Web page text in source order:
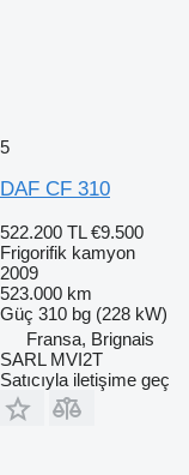
5
DAF CF 310
522.200 TL €9.500
Frigorifik kamyon
2009
523.000 km
Güç 310 bg (228 kW)
Fransa, Brignais
SARL MVI2T
Satıcıyla iletişime geç